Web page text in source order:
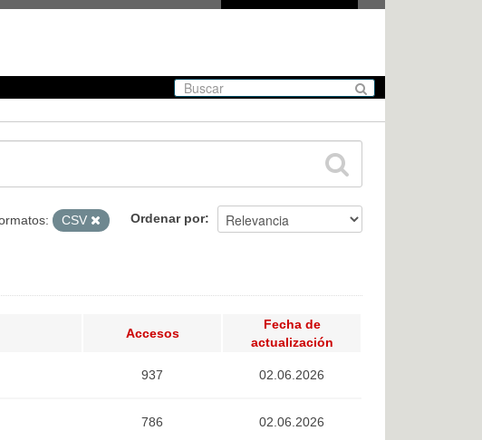
Ordenar por
CSV
Accesos
Fecha de
actualización
937 02.06.2026
786 02.06.2026